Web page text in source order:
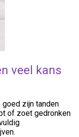
veel kans
goed zijn tanden
of zoet gedronken